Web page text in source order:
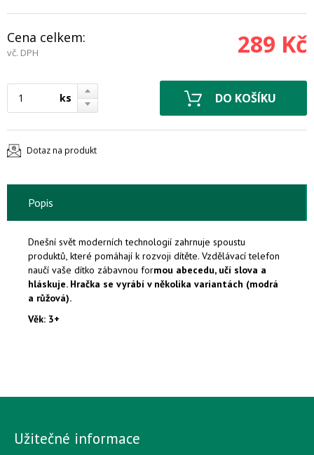
Cena celkem:
vč. DPH 289 Kč
ks
Dotaz na produkt
Popis
Dnešní svět moderních technologií zahrnuje spoustu
produktů, které pomáhají k rozvoji dítěte. Vzdělávací telefon
naučí vaše dítko zábavnou formou abecedu, učí slova a
hláskuje. Hračka se vyrábí v několika variantách (modrá
a růžová).
Věk: 3+
Užitečné informace